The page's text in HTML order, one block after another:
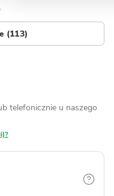
(113)
telefonicznie u naszego